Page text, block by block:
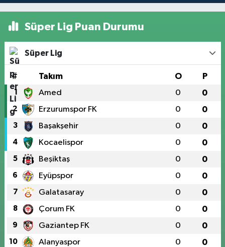
Süper Lig Puan Durumu
Süper Lig
# Takım O P
1 Amed 0 0
2 Erzurumspor FK 0 0
3 Başakşehir 0 0
4 Kocaelispor 0 0
5 Beşiktaş 0 0
6 Eyüpspor 0 0
7 Galatasaray 0 0
8 Çorum FK 0 0
9 Gaziantep FK 0 0
10 Alanyaspor 0 0